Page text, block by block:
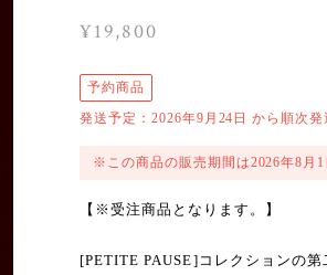
¥19,800
予約商品
発送予定：2026年9月24日 から順次発
※この商品の販売期間は2026年8月1
【※受注商品となります。】
[PETITE PAUSE]コレクションの